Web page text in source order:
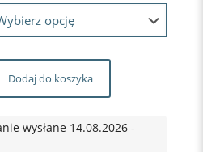
Dodaj do koszyka
wysłane 14.08.2026 -